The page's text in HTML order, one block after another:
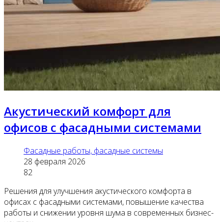
Акустический комфорт для
офисов с фасадными системами
Фасадные работы, фасадные системы
28 февраля 2026
82
Решения для улучшения акустического комфорта в
офисах с фасадными системами, повышение качества
работы и снижении уровня шума в современных бизнес-